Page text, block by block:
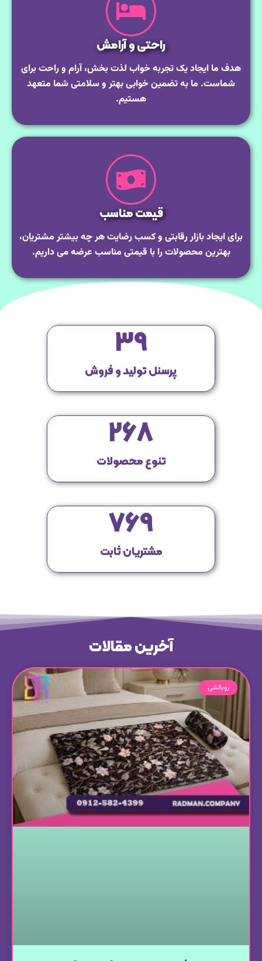
راحتی و آرامش
هدف ما ایجاد یک تجربه خواب لذت بخش، آرام و راحت برای
شماست. ما به تضمین خوابی بهتر و سلامتی شما متعهد
هستیم.
قیمت مناسب
برای ایجاد بازار رقابتی و کسب رضایت هر چه بیشتر مشتریان،
بهترین محصولات را با قیمتی مناسب عرضه می داریم.
پرسنل تولید و فروش
39
تنوع محصولات
268
مشتریان ثابت
769
آخرین مقالات
روبالشی